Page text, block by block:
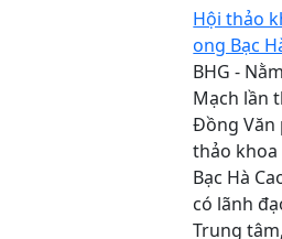
Hội thảo
ong Bạc
BHG -
Mạch lần
Đồng Văn
thảo khoa
Bạc Hà
có lãnh
Trung